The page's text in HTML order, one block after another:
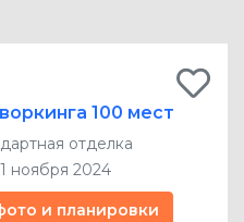
100 мест
отделка
ноября 2024
и планировки